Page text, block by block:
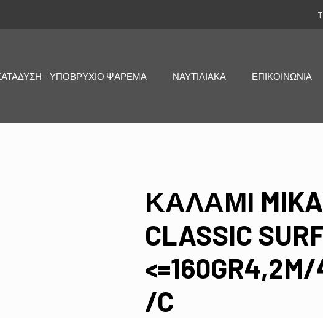
– ΥΠΟΒΡΥΧΙΟ ΨΑΡΕΜΑ ΝΑΥΤΙΛΙΑΚΑ ΕΠΙΚΟΙΝΩΝΙΑ
ΚΑΛΑΜΙ
CLASSIC
/C